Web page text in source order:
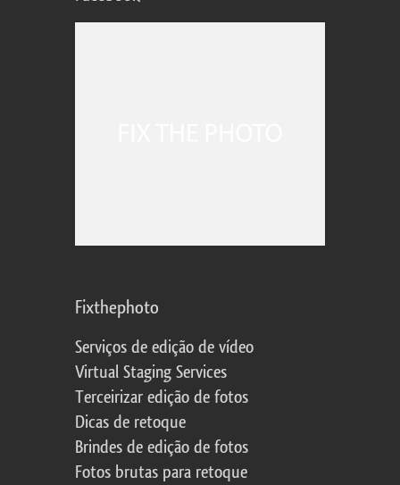
Fixthephoto
Serviços de edição de vídeo
Virtual Staging Services
Terceirizar edição de fotos
Dicas de retoque
Brindes de edição de fotos
Fotos brutas para retoque